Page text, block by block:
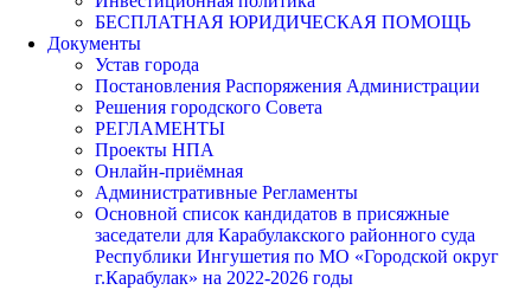
БЕСПЛАТНАЯ ЮРИДИЧЕСКАЯ ПОМОЩЬ
Документы
Устав города
Постановления Распоряжения Администрации
Решения городского Совета
РЕГЛАМЕНТЫ
Проекты НПА
Онлайн-приёмная
Административные Регламенты
Основной список кандидатов в присяжные
заседатели для Карабулакского районного суда
Республики Ингушетия по МО «Городской округ
г.Карабулак» на 2022-2026 годы